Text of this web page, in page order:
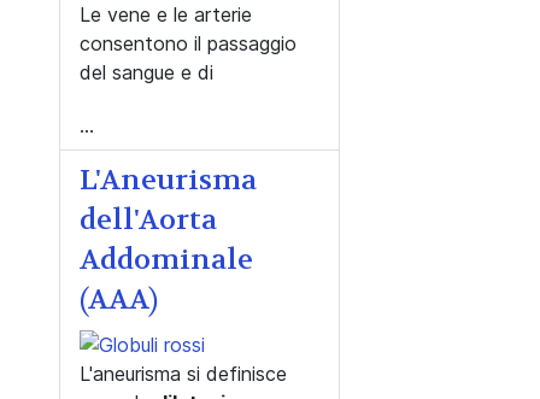
Le vene e le arterie
consentono il passaggio
del sangue e di
...
L'Aneurisma
dell'Aorta
Addominale
(AAA)
L'aneurisma si definisce